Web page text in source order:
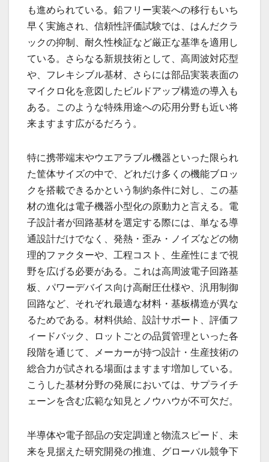
も進められている。鉛フリー実装への移行もいち
早く実施され、信頼性評価試験では、はんだクラ
ックの抑制、耐久性検証など厳正な基準を適用し
ている。さらなる新規技術として、高周波対応型
や、フレキシブル基材、さらには部品実装表面の
マイクロ化を意図したビルドアップ構造の導入も
ある。このような特殊用途への応用分野も近い将
来ますます広がるだろう。
特に携帯端末やウエアラブル機器といった限られ
た筐体サイズの中で、どれだけ多くの機能ブロッ
クを搭載できるかという制約条件に対し、この基
材の進化は電子機器小型化の原動力と言える。電
子設計者が回路基材を選定する際には、単なる導
通設計だけでなく、発熱・歪み・ノイズなどの物
理的ファクターや、工程コスト、生産性にまで視
野を広げる必要がある。これは高周波電子回路基
板、パワーデバイス向け高耐圧仕様や、汎用制御
回路など、それぞれ最適な材料・基板構造が異な
るためである。材料供給、設計サポート、評価フ
ィードバック、ロットごとの品質管理といった各
段階を通じて、メーカーが持つ設計・生産技術の
総合力が試される場面はますます増加している。
こうした基材分野の発展においては、サプライチ
ェーンを含む広範な知見とノウハウが不可欠だ。
半導体や電子部品の安定調達と物流スピード、未
来を見据えた研究開発の推進、グローバル競争下